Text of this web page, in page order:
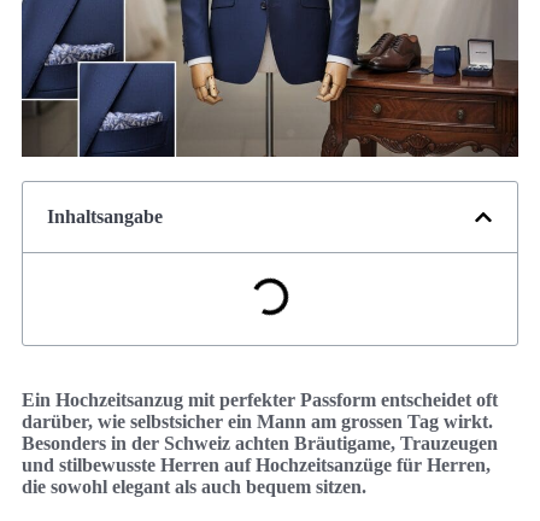
Inhaltsangabe
Ein Hochzeitsanzug mit perfekter Passform entscheidet oft
darüber, wie selbstsicher ein Mann am grossen Tag wirkt.
Besonders in der Schweiz achten Bräutigame, Trauzeugen
und stilbewusste Herren auf Hochzeitsanzüge für Herren,
die sowohl elegant als auch bequem sitzen.